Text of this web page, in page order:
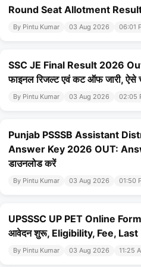
Round Seat Allotment Result
By Pintu Kumar 03 Aug 2026 06:01
SSC JE Final Result 2026 Out :
फाइनल रिजल्ट एवं कट ऑफ जारी,
By Pintu Kumar 03 Aug 2026 02:05
Punjab PSSSB Assistant
Answer Key 2026 OUT:
डाउनलोड करें
By Pintu Kumar 03 Aug 2026 01:50
UPSSSC UP PET Online
आवेदन शुरू, Eligibility, Fee, Last
By Pintu Kumar 03 Aug 2026 11:25